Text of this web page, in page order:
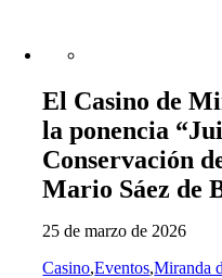
El Casino de
la ponencia
Conservación
Mario Sáez de
25 de marzo de 2026
Casino,Eventos,Miranda